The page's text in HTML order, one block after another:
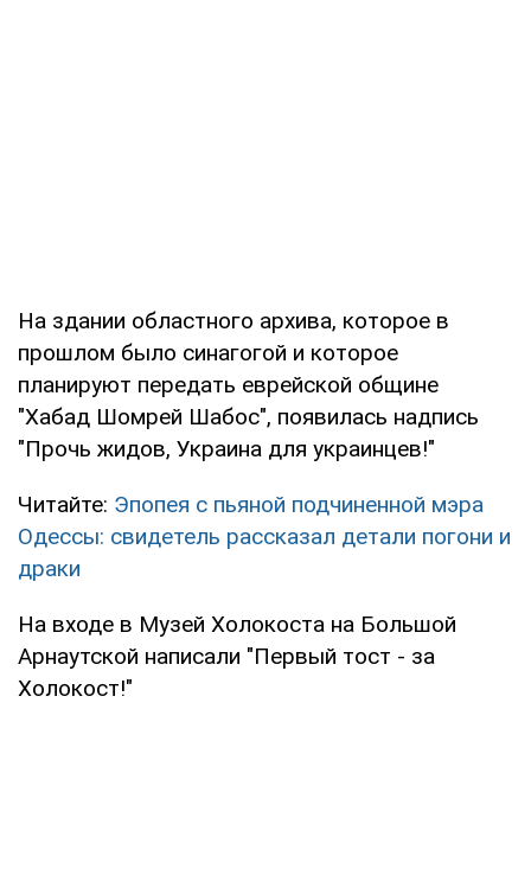
На здании областного архива, которое в
прошлом было синагогой и которое
планируют передать еврейской общине
"Хабад Шомрей Шабос", появилась надпись
"Прочь жидов, Украина для украинцев!"
Читайте: Эпопея с пьяной подчиненной мэра
Одессы: свидетель рассказал детали погони и
драки
На входе в Музей Холокоста на Большой
Арнаутской написали "Первый тост - за
Холокост!"